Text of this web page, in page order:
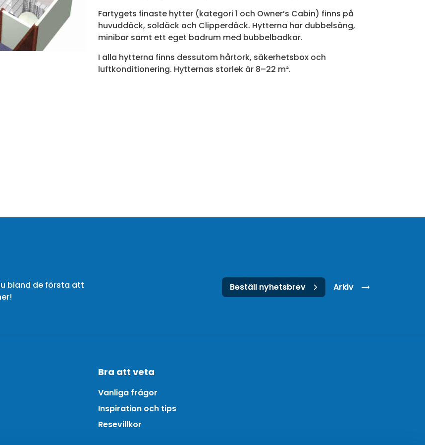
Fartygets finaste hytter (kategori 1 och Owner’s Cabin) finns på
huvuddäck, soldäck och Clipperdäck. Hytterna har dubbelsäng,
minibar samt ett eget badrum med bubbelbadkar.
I alla hytterna finns dessutom hårtork, säkerhetsbox och
luftkonditionering. Hytternas storlek är 8–22 m².
bland de första att
Beställ nyhetsbrev Arkiv
Bra att veta
Vanliga frågor
Inspiration och tips
Resevillkor